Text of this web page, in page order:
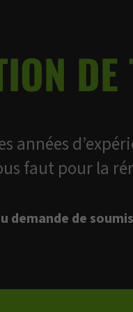
années
faut pour la
demande de